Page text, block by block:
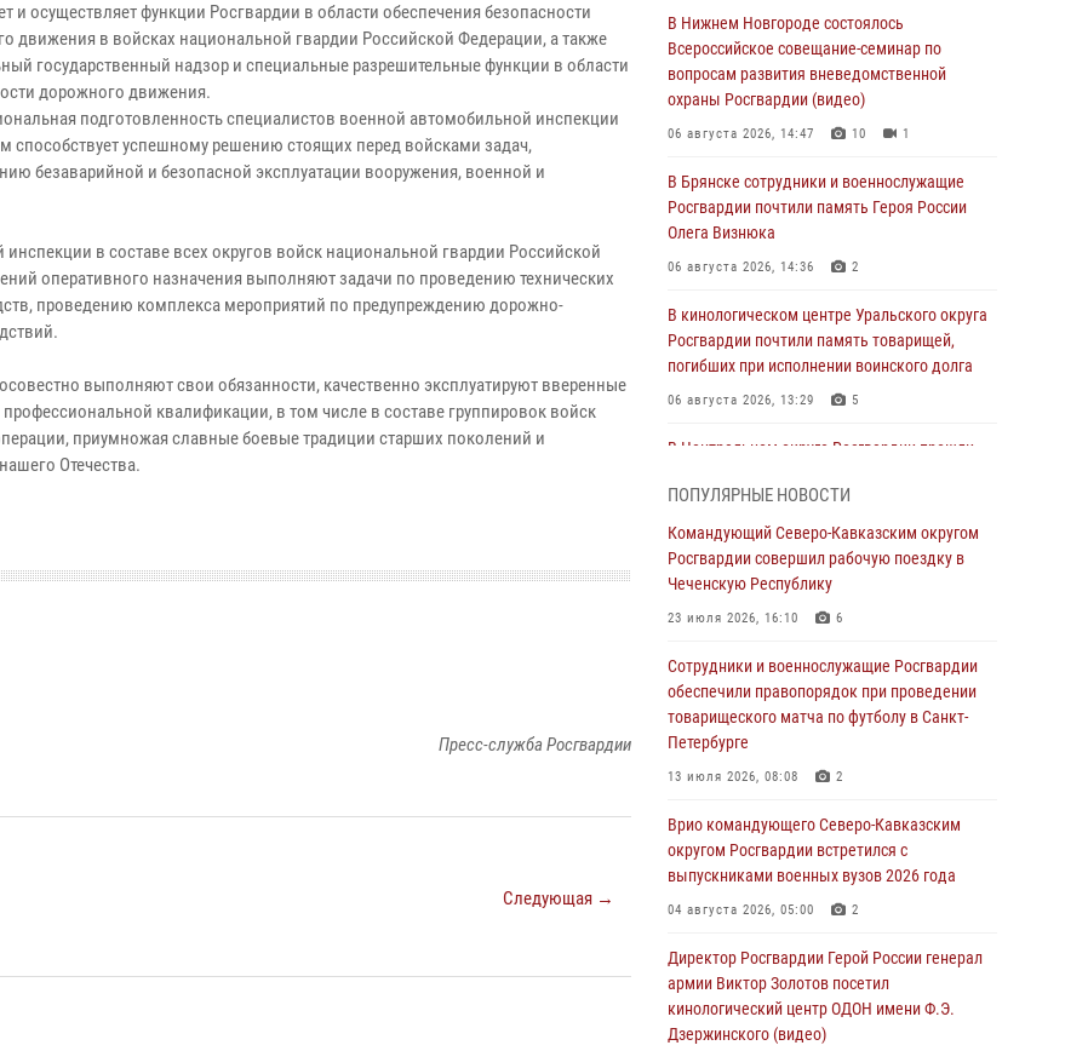
и осуществляет функции Росгвардии в области обеспечения безопасности
движения в войсках национальной гвардии Российской Федерации, а также
государственный надзор и специальные разрешительные функции в области
дорожного движения.
подготовленность специалистов военной автомобильной инспекции
способствует успешному решению стоящих перед войсками задач,
безаварийной и безопасной эксплуатации вооружения, военной и
в составе всех округов войск национальной гвардии Российской
оперативного назначения выполняют задачи по проведению технических
проведению комплекса мероприятий по предупреждению дорожно-
выполняют свои обязанности, качественно эксплуатируют вверенные
квалификации, в том числе в составе группировок войск
приумножая славные боевые традиции старших поколений и
Отечества.
Пресс-служба Росгвардии
Следующая →
В Нижнем Новгороде состоялось
Всероссийское совещание-семинар по
вопросам развития вневедомственной
охраны Росгвардии (видео)
06 августа 2026, 14:47 10 1
В Брянске сотрудники и военнослужащие
Росгвардии почтили память Героя России
Олега Визнюка
06 августа 2026, 14:36 2
В кинологическом центре Уральского округа
Росгвардии почтили память товарищей,
погибших при исполнении воинского долга
06 августа 2026, 13:29 5
В Центральном округе Росгвардии прошли
И.К. Яковлева
06 августа 2026, 13:24
Росгвардейцы задержали мужчину,
открывшего стрельбу в Подмосковье (видео)
Росгвардейцы провели выставку вооружения
для участников сбора «Гвардеец» в Пензе
(видео)
06 августа 2026, 12:00
В Курске росгвардейцы приняли участие в
митинге, посвященном второй годовщине
вторжения ВСУ на территорию области
06 августа 2026, 11:56 4
В Санкт-Петербурге наряд Росгвардии
задержал правонарушителя, угрожавшего
подростку травматическим пистолетом
06 августа 2026, 11:33
ПОПУЛЯРНЫЕ НОВОСТИ
Командующий Северо-Кавказским округом
Росгвардии совершил рабочую поездку в
Чеченскую Республику
23 июля 2026, 16:10 6
Сотрудники и военнослужащие Росгвардии
обеспечили правопорядок при проведении
товарищеского матча по футболу в Санкт-
Петербурге
13 июля 2026, 08:08 2
Врио командующего Северо-Кавказским
округом Росгвардии встретился с
выпускниками военных вузов 2026 года
04 августа 2026, 05:00 2
Директор Росгвардии Герой России генерал
армии Виктор Золотов посетил
кинологический центр ОДОН имени Ф.Э.
Дзержинского (видео)